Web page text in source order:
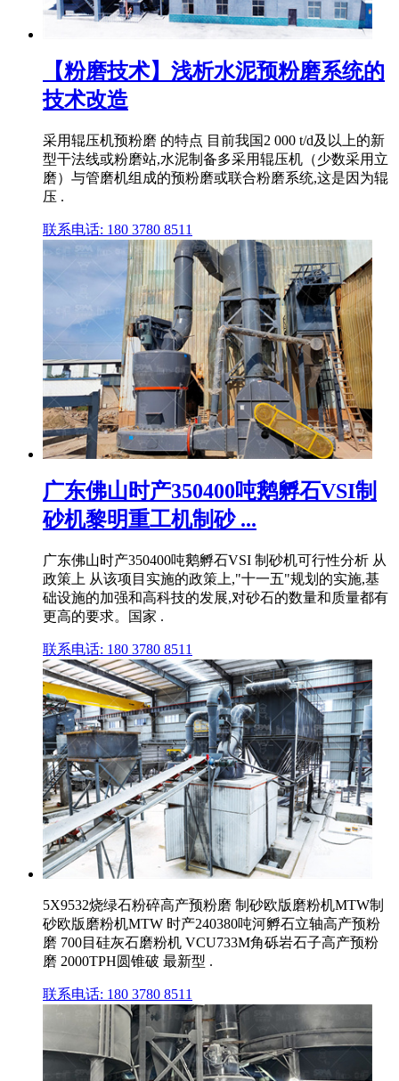
【粉磨技术】浅析水泥预粉磨系统的
技术改造
采用辊压机预粉磨 的特点 目前我国2 000 t/d及以上的新
型干法线或粉磨站,水泥制备多采用辊压机（少数采用立
磨）与管磨机组成的预粉磨或联合粉磨系统,这是因为辊
压 .
联系电话: 180 3780 8511
广东佛山时产350400吨鹅孵石VSI制
砂机黎明重工机制砂 ...
广东佛山时产350400吨鹅孵石VSI 制砂机可行性分析 从
政策上 从该项目实施的政策上,"十一五"规划的实施,基
础设施的加强和高科技的发展,对砂石的数量和质量都有
更高的要求。国家 .
联系电话: 180 3780 8511
5X9532烧绿石粉碎高产预粉磨 制砂欧版磨粉机MTW制
砂欧版磨粉机MTW 时产240380吨河孵石立轴高产预粉
磨 700目硅灰石磨粉机 VCU733M角砾岩石子高产预粉
磨 2000TPH圆锥破 最新型 .
联系电话: 180 3780 8511